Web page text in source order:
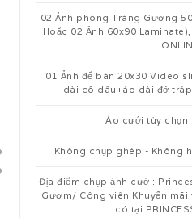
02 Ảnh phóng Tráng Gương
Hoặc 02 Ảnh 60x90
01 Ảnh để bàn 20x30 Video
dài cô dâu+áo dài đỡ
Áo cưới tùy chọn
Không chụp ghép - Không
Địa điểm chụp ảnh cưới:
Gươm/ Công viên Khuyến
có tại